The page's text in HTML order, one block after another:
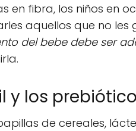
en fibra, los niños en
aquellos que no les
del bebe debe ser
y los
de cereales,